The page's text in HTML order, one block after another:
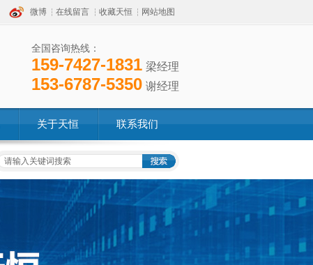
微博 在线留言 收藏天恒 网站地图
全国咨询热线：
159-7427-1831 梁经理
153-6787-5350 谢经理
关于天恒 联系我们